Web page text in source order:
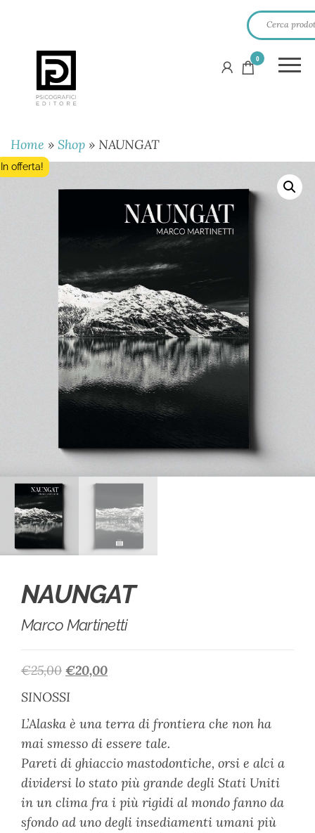
PSICOGRAFICI
EDITORE
0
Home » Shop » NAUNGAT
In offerta!
NAUNGAT
Marco Martinetti
€25,00 €20,00
SINOSSI
L’Alaska è una terra di frontiera che non ha
mai smesso di essere tale.
Pareti di ghiaccio mastodontiche, orsi e alci a
dividersi lo stato più grande degli Stati Uniti
in un clima fra i più rigidi al mondo fanno da
sfondo ad uno degli insediamenti umani più